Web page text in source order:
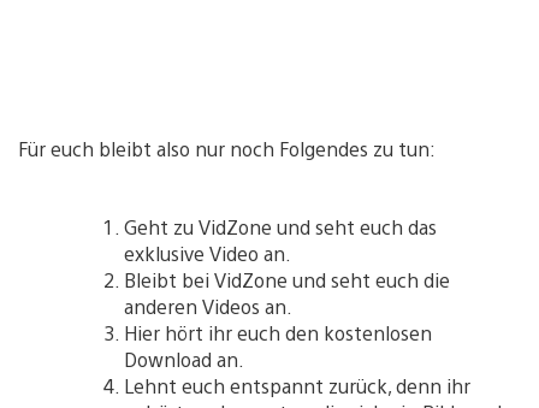
Für euch bleibt also nur noch Folgendes zu tun:
Geht zu VidZone und seht euch das
exklusive Video an.
Bleibt bei VidZone und seht euch die
anderen Videos an.
Hier hört ihr euch den kostenlosen
Download an.
Lehnt euch entspannt zurück, denn ihr